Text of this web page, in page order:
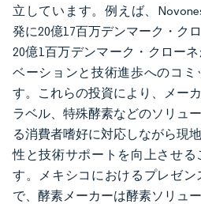
立しています。例えば、
発に20億17百万デンマーク・ク
20億1百万デンマーク・クロー
ベーションと技術進歩へのコミ
す。これらの投資により、メー
ラベル、特殊酵素などのソリュ
る消費者嗜好に対応しながら現
性と技術サポートを向上させる
す。メキシコにおけるプレゼン
で、酵素メーカーは酵素ソリュ